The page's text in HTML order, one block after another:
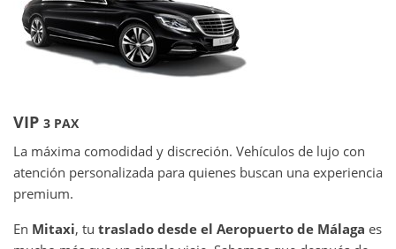
VIP 3 PAX
La máxima comodidad y discreción. Vehículos de lujo con
atención personalizada para quienes buscan una experiencia
premium.
En Mitaxi, tu traslado desde el Aeropuerto de Málaga es